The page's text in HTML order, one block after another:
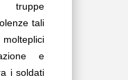
truppe
tali
e
i soldati